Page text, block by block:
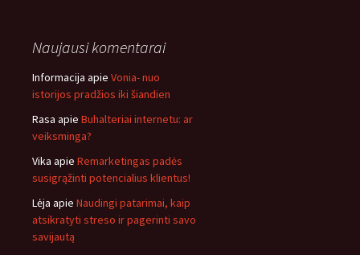
Naujausi komentarai
Informacija apie Vonia- nuo
istorijos pradžios iki šiandien
Rasa apie Buhalteriai internetu: ar
veiksminga?
Vika apie Remarketingas padės
susigrąžinti potencialius klientus!
Lėja apie Naudingi patarimai, kaip
atsikratyti streso ir pagerinti savo
savijautą